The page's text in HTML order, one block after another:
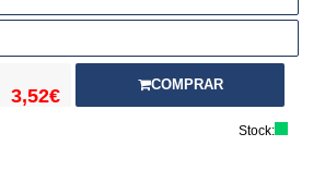
3,52€
COMPRAR
Stock: